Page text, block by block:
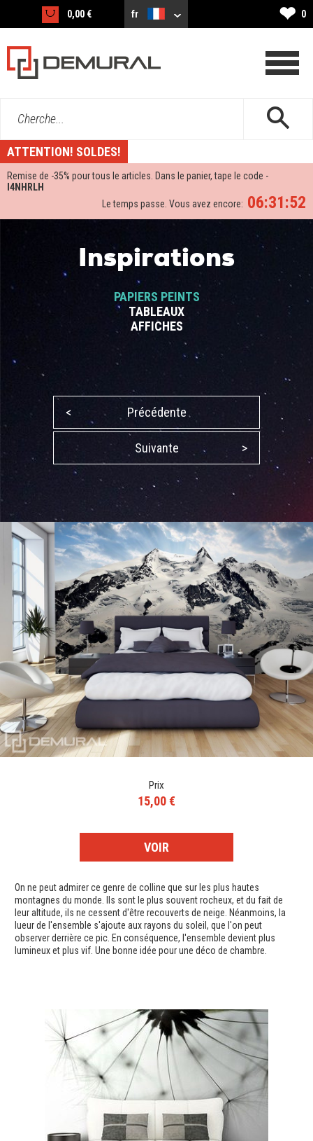
0,00 € fr ❤ 0
Cherche...
ATTENTION! SOLDES!
Remise de -35% pour tous le articles. Dans le panier, tape le code -
I4NHRLH
06:31:52
Le temps passe. Vous avez encore:
Inspirations
PAPIERS PEINTS
TABLEAUX
AFFICHES
< Précédente
Suivante >
Prix
15,00 €
VOIR
On ne peut admirer ce genre de colline que sur les plus hautes
montagnes du monde. Ils sont le plus souvent rocheux, et du fait de
leur altitude, ils ne cessent d'être recouverts de neige. Néanmoins, la
lueur de l'ensemble s'ajoute aux rayons du soleil, que l'on peut
observer derrière ce pic. En conséquence, l'ensemble devient plus
lumineux et plus vif. Une bonne idée pour une déco de chambre.